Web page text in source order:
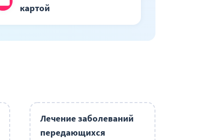
картой
Лечение заболеваний
передающихся